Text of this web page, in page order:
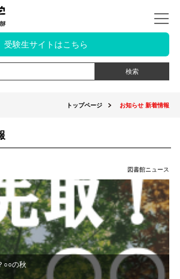
受験生サイトはこちら
トップページ お知らせ 新着情報
図書館ニュース
○○の秋